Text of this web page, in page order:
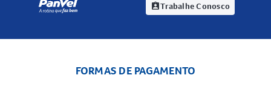
assignment_indTrabalhe Conosco
FORMAS DE PAGAMENTO